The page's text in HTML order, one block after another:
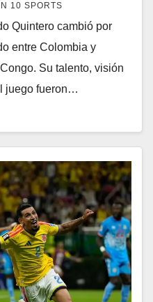
10 SPORTS
Quintero cambió por
entre Colombia y
Su talento, visión
juego fueron…